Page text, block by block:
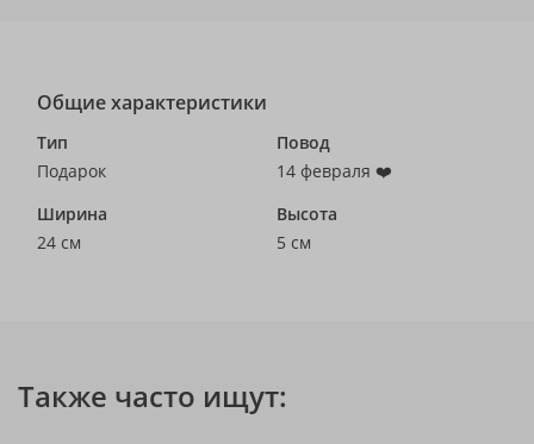
Общие характеристики
Тип
Подарок
Повод
14 февраля ❤️
Ширина
24 см
Высота
5 см
Также часто ищут: